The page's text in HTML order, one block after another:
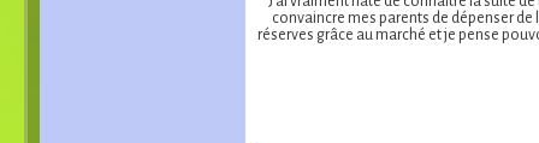
convaincre mes parents de dépenser
réserves grâce au marché et je pense